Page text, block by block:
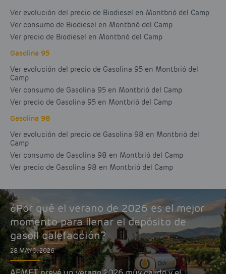
Ver evolución del precio de Biodiesel en Montbrió del Camp
Ver consumo de Biodiesel en Montbrió del Camp
Ver precio de Biodiesel en Montbrió del Camp
Gasolina 95
Ver evolución del precio de Gasolina 95 en Montbrió del
Camp
Ver consumo de Gasolina 95 en Montbrió del Camp
Ver precio de Gasolina 95 en Montbrió del Camp
Gasolina 98
Ver evolución del precio de Gasolina 98 en Montbrió del
Camp
Ver consumo de Gasolina 98 en Montbrió del Camp
Ver precio de Gasolina 98 en Montbrió del Camp
¿Por qué el verano de 2026 es el mejor
momento para llenar el depósito de
gasoil calefacción?
28 MAYO, 2026